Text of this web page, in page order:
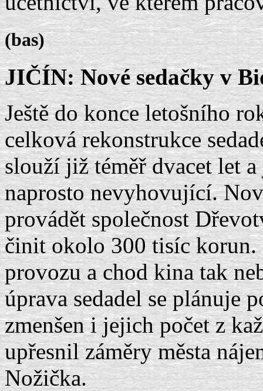
(bas)
JIČÍN: Nové sedačky v
Ještě do konce letošního
celková rekonstrukce
slouží již téměř dvacet let
naprosto nevyhovující.
provádět společnost
činit okolo 300 tisíc korun.
provozu a chod kina tak
úprava sedadel se plánuje
zmenšen i jejich počet z
upřesnil záměry města
Nožička.